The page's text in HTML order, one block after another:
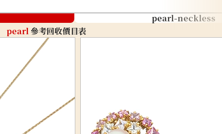
pearl-neckless
pearl參考回收價目表